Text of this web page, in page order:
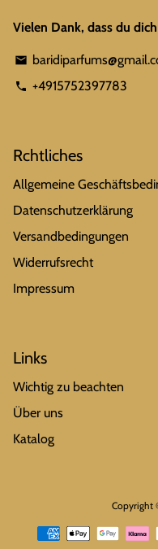
Vielen Dank, dass du
email
phone +4915752397783
Rchtliches
Allgemeine
Datenschutzerklärung
Versandbedingungen
Widerrufsrecht
Impressum
Links
Wichtig zu beachten
Über uns
Katalog
Copyright
Zahlungsarten